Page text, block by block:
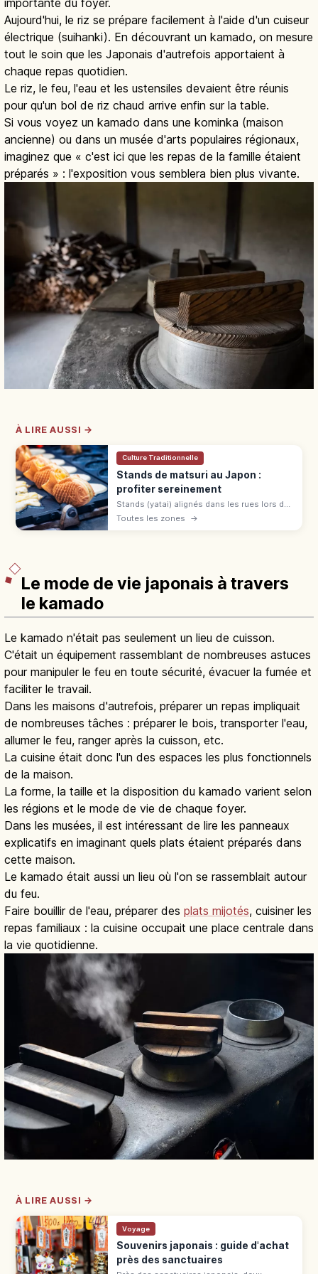
importante du foyer.
Aujourd'hui, le riz se prépare facilement à l'aide d'un cuiseur
électrique (suihanki). En découvrant un kamado, on mesure
tout le soin que les Japonais d'autrefois apportaient à
chaque repas quotidien.
Le riz, le feu, l'eau et les ustensiles devaient être réunis
pour qu'un bol de riz chaud arrive enfin sur la table.
Si vous voyez un kamado dans une kominka (maison
ancienne) ou dans un musée d'arts populaires régionaux,
imaginez que « c'est ici que les repas de la famille étaient
préparés » : l'exposition vous semblera bien plus vivante.
À LIRE AUSSI →
Culture Traditionnelle
Stands de matsuri au Japon :
profiter sereinement
Stands (yatai) alignés dans les rues lors des
matsuri japonais du printemps à l'automne :
Toutes les zones →
Le mode de vie japonais à travers
le kamado
Le kamado n'était pas seulement un lieu de cuisson.
C'était un équipement rassemblant de nombreuses astuces
pour manipuler le feu en toute sécurité, évacuer la fumée et
faciliter le travail.
Dans les maisons d'autrefois, préparer un repas impliquait
de nombreuses tâches : préparer le bois, transporter l'eau,
allumer le feu, ranger après la cuisson, etc.
La cuisine était donc l'un des espaces les plus fonctionnels
de la maison.
La forme, la taille et la disposition du kamado varient selon
les régions et le mode de vie de chaque foyer.
Dans les musées, il est intéressant de lire les panneaux
explicatifs en imaginant quels plats étaient préparés dans
cette maison.
Le kamado était aussi un lieu où l'on se rassemblait autour
du feu.
Faire bouillir de l'eau, préparer des plats mijotés, cuisiner les
repas familiaux : la cuisine occupait une place centrale dans
la vie quotidienne.
À LIRE AUSSI →
Voyage
Souvenirs japonais : guide d'achat
près des sanctuaires